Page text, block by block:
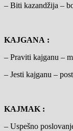
– Biti kazandžija –
KAJGANA :
– Praviti kajganu –
– Jesti kajganu –
KAJMAK :
– Uspešno